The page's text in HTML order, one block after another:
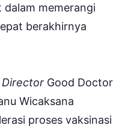
memerangi
berakhirnya
Director Good Doctor
Wicaksana
proses vaksinasi